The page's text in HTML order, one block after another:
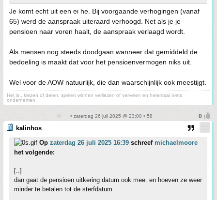
Je komt echt uit een ei he. Bij voorgaande verhogingen (vanaf
65) werd de aanspraak uiteraard verhoogd. Net als je je
pensioen naar voren haalt, de aanspraak verlaagd wordt.
Als mensen nog steeds doodgaan wanneer dat gemiddeld de
bedoeling is maakt dat voor het pensioenvermogen niks uit.
Wel voor de AOW natuurlijk, die dan waarschijnlijk ook meestijgt.
Het is...kiezen of delen, spelen winnen verliezen of vervelen en helemaal niets
ondernemen
• zaterdag 26 juli 2025 @ 23:00 • 58
kalinhos
Op zaterdag 26 juli 2025 16:39 schreef michaelmoore
het volgende:
[..]
dan gaat de pensioen uitkering datum ook mee. en hoeven ze weer
minder te betalen tot de sterfdatum